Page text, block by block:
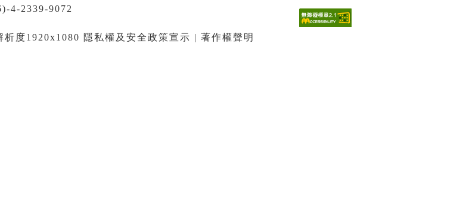
4-2339-9072
度1920x1080 隱私權及安全政策宣示 | 著作權聲明